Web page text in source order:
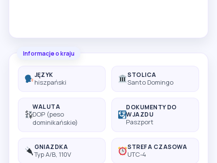
Informacje o kraju
JĘZYK
hiszpański
STOLICA
Santo Domingo
WALUTA
DOP (peso
dominikańskie)
DOKUMENTY DO
WJAZDU
Paszport
GNIAZDKA
Typ A/B, 110V
STREFA CZASOWA
UTC-4